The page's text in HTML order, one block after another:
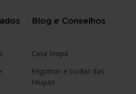
Blog e Conselhos
Casa limpa
Engomar e cuidar das
roupas